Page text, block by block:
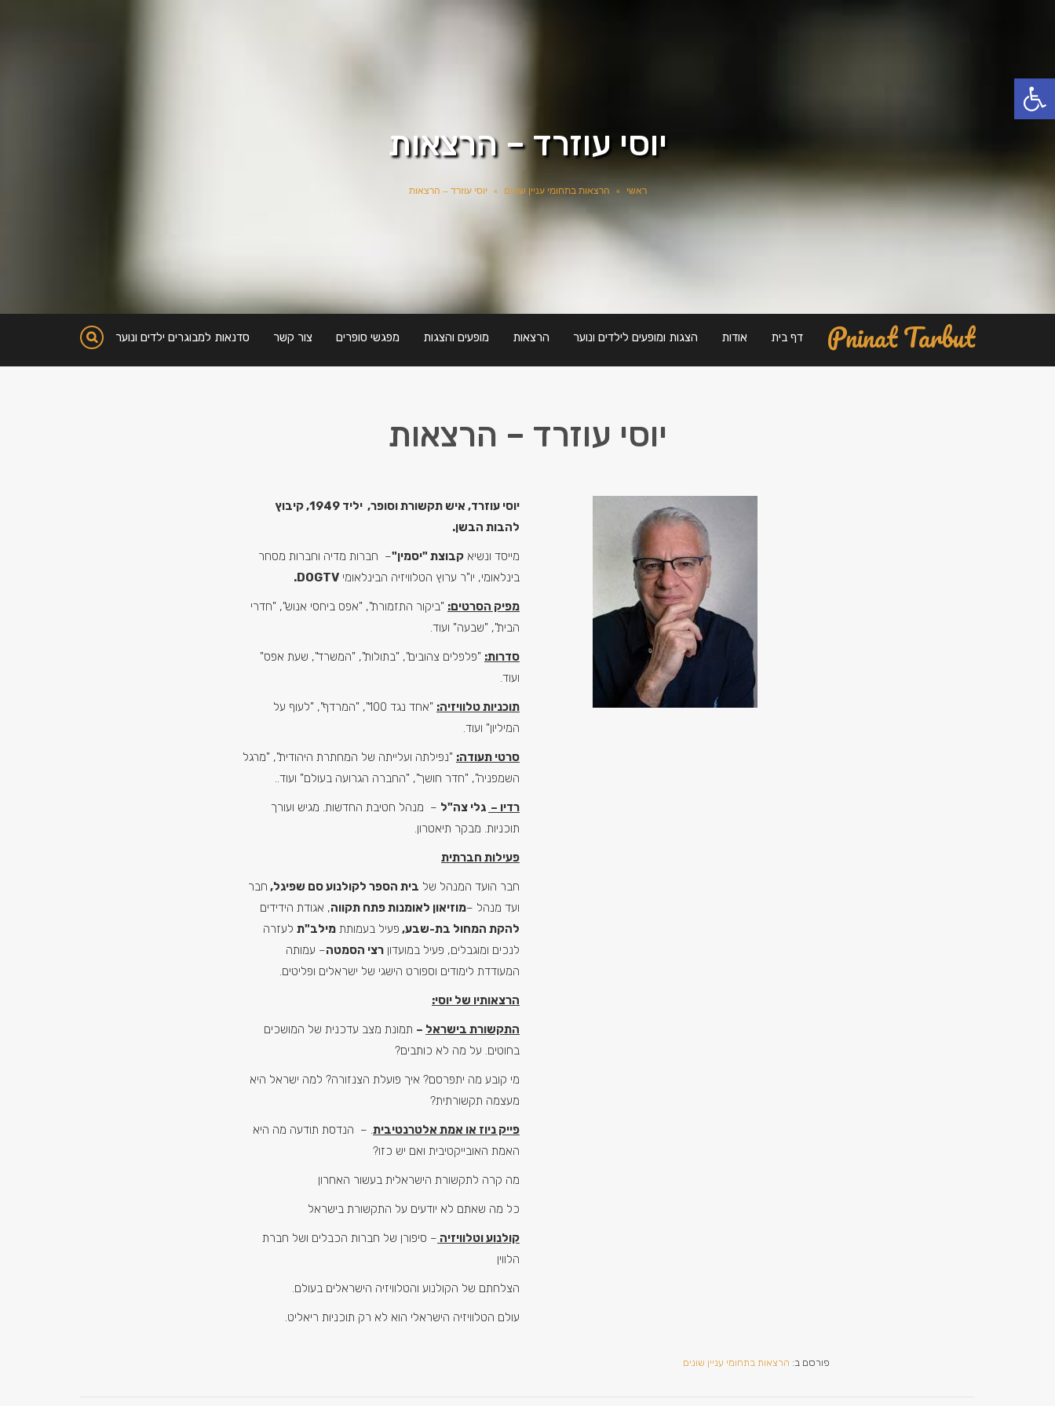
פתח סרגל נגישות
יוסי עוזרד – הרצאות
ראשי » הרצאות בתחומי עניין שונים » יוסי עוזרד – הרצאות
Pninat Tarbut דף בית אודות הצגות ומופעים לילדים ונוער הרצאות מופעים והצגות מפגשי סופרים צור קשר סדנאות למבוגרים ילדים ונוער
יוסי עוזרד – הרצאות
יוסי עוזרד, איש תקשורת וסופר, יליד 1949, קיבוץ
להבות הבשן.
מייסד ונשיא קבוצת "יסמין"– חברות מדיה וחברות מסחר
בינלאומי, יו"ר ערוץ הטלוויזיה הבינלאומי DOGTV.
מפיק הסרטים: "ביקור התזמורת", "אפס ביחסי אנוש", "חדרי
הבית", "שבעה" ועוד.
סדרות: "פלפלים צהובים", "בתולות", "המשרד", שעת אפס"
ועוד.
תוכניות טלוויזיה:
"אחד נגד 100", "המרדף", "לעוף על
המיליון" ועוד.
סרטי תעודה: "נפילתה ועלייתה של המחתרת היהודית", "מרגל
השמפניה", "חדר חושך", "החברה הגרועה בעולם" ועוד..
רדיו – גלי צה"ל – מנהל חטיבת החדשות. מגיש ועורך
תוכניות. מבקר תיאטרון.
פעילות חברתית
חבר הועד המנהל של בית הספר לקולנוע סם שפיגל, חבר
ועד מנהל –מוזיאון לאומנות פתח תקווה, אגודת הידידים
להקת המחול בת-שבע, פעיל בעמותת מילב"ת לעזרה
לנכים ומוגבלים, פעיל במועדון רצי הסמטה– עמותה
המעודדת לימודים וספורט הישגי של ישראלים ופליטים.
הרצאותיו של יוסי:
התקשורת בישראל – תמונת מצב עדכנית של המושכים
בחוטים. על מה לא כותבים?
מי קובע מה יתפרסם? איך פועלת הצנזורה? למה ישראל היא
מעצמה תקשורתית?
פייק ניוז או אמת אלטרנטיבית. – הנדסת תודעה מה היא
האמת האובייקטיבית ואם יש כזו?
מה קרה לתקשורת הישראלית בעשור האחרון
כל מה שאתם לא יודעים על התקשורת בישראל
קולנוע וטלוויזיה – סיפורן של חברות הכבלים ושל חברת
הלווין
הצלחתם של הקולנוע והטלוויזיה הישראלים בעולם.
עולם הטלוויזיה הישראלי הוא לא רק תוכניות ריאליט.
פורסם ב: הרצאות בתחומי עניין שונים